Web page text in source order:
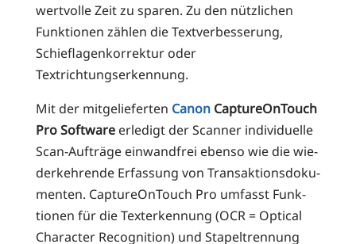
wert­vol­le Zeit zu spa­ren. Zu den nütz­li­chen
Funk­tio­nen zäh­len die Text­ver­bes­se­rung,
Schief­la­gen­kor­rek­tur oder
Textrichtungserkennung.
Mit der mit­ge­lie­fer­ten CanonCap­tu­re­On­Touch
Pro Soft­wareerle­digt der Scan­ner indi­vi­du­el­le
Scan-Auf­trä­ge ein­wand­frei eben­so wie die wie­
der­keh­ren­de Erfas­sung von Trans­ak­ti­ons­do­ku­
men­ten. Cap­tu­re­On­Touch Pro umfasst Funk­
tio­nen für die Tex­terken­nung (OCR = Opti­cal
Cha­rac­ter Reco­gni­ti­on) und Sta­pel­tren­nung